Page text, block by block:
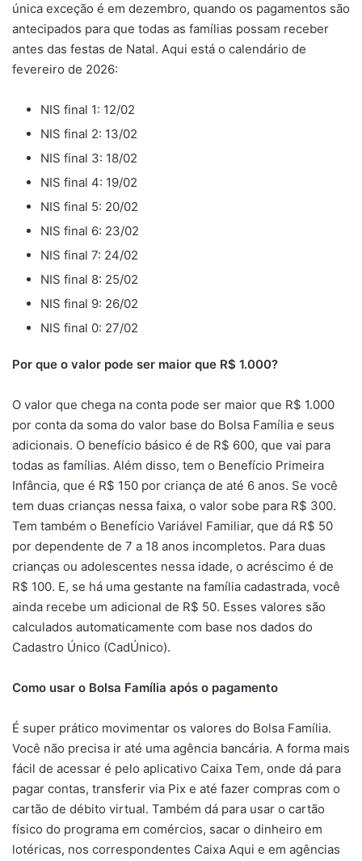
única exceção é em dezembro, quando os pagamentos são
antecipados para que todas as famílias possam receber
antes das festas de Natal. Aqui está o calendário de
fevereiro de 2026:
NIS final 1: 12/02
NIS final 2: 13/02
NIS final 3: 18/02
NIS final 4: 19/02
NIS final 5: 20/02
NIS final 6: 23/02
NIS final 7: 24/02
NIS final 8: 25/02
NIS final 9: 26/02
NIS final 0: 27/02
Por que o valor pode ser maior que R$ 1.000?
O valor que chega na conta pode ser maior que R$ 1.000
por conta da soma do valor base do Bolsa Família e seus
adicionais. O benefício básico é de R$ 600, que vai para
todas as famílias. Além disso, tem o Benefício Primeira
Infância, que é R$ 150 por criança de até 6 anos. Se você
tem duas crianças nessa faixa, o valor sobe para R$ 300.
Tem também o Benefício Variável Familiar, que dá R$ 50
por dependente de 7 a 18 anos incompletos. Para duas
crianças ou adolescentes nessa idade, o acréscimo é de
R$ 100. E, se há uma gestante na família cadastrada, você
ainda recebe um adicional de R$ 50. Esses valores são
calculados automaticamente com base nos dados do
Cadastro Único (CadÚnico).
Como usar o Bolsa Família após o pagamento
É super prático movimentar os valores do Bolsa Família.
Você não precisa ir até uma agência bancária. A forma mais
fácil de acessar é pelo aplicativo Caixa Tem, onde dá para
pagar contas, transferir via Pix e até fazer compras com o
cartão de débito virtual. Também dá para usar o cartão
físico do programa em comércios, sacar o dinheiro em
lotéricas, nos correspondentes Caixa Aqui e em agências